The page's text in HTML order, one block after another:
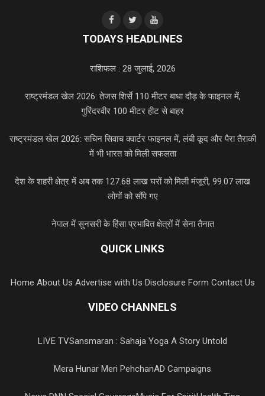
TODAYS HEADLINES
राशिफल : 28 जुलाई, 2026
राष्ट्रमंडल खेल 2026: तेजस शिर्से 110 मीटर बाधा दौड़ के फाइनल में,
गुरिंदरवीर 100 मीटर हीट से बाहर
राष्ट्रमंडल खेल 2026: सचिन सिवाच क्वार्टर फाइनल में, लंबी कूद और पैरा तैराकी
में भी भारत को मिली सफलता
देश के शहरी क्षेत्र में अब तक 127.68 लाख घरों को मिली मंजूरी, 99.07 लाख
लोगों को सौंपे गए
नेपाल में सुनसरी के हिंसा प्रभावित क्षेत्रों में सेना तैनात
QUICK LINKS
Home About Us Advertise with Us Disclosure Form Contact Us
VIDEO CHANNELS
LIVE TVSansmaran : Sahaja Yoga A Story Untold
Mera Hunar Meri PehchanAD Campaigns